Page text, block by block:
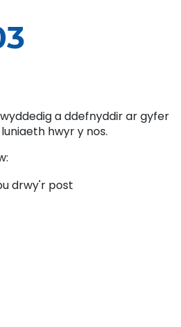
a ddefnyddir ar gyfer
hwyr y nos.
drwy'r post